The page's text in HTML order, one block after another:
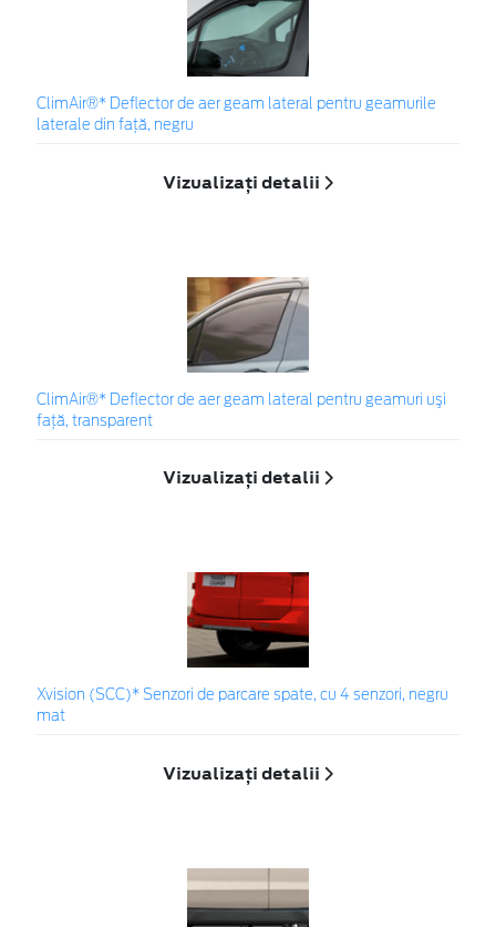
ClimAir®* Deflector de aer geam lateral pentru geamurile
laterale din faţă, negru
Vizualizați detalii
ClimAir®* Deflector de aer geam lateral pentru geamuri uşi
faţă, transparent
Vizualizați detalii
Xvision (SCC)* Senzori de parcare spate, cu 4 senzori, negru
mat
Vizualizați detalii